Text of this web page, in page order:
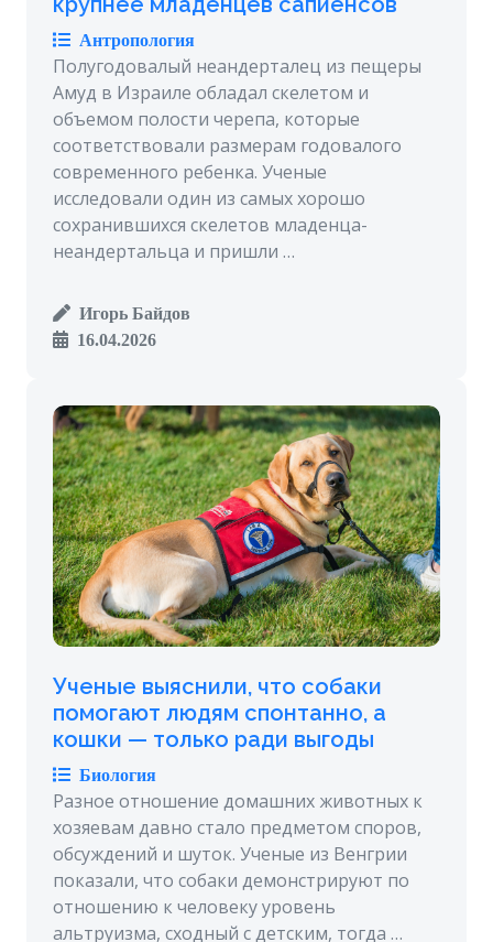
Антропология
Полугодовалый неандерталец из пещеры
Амуд в Израиле обладал скелетом и
объемом полости черепа, которые
соответствовали размерам годовалого
современного ребенка. Ученые
исследовали один из самых хорошо
сохранившихся скелетов младенца-
неандертальца и пришли …
Игорь Байдов
16.04.2026
Ученые выяснили, что собаки
помогают людям спонтанно, а
кошки — только ради выгоды
Биология
Разное отношение домашних животных к
хозяевам давно стало предметом споров,
обсуждений и шуток. Ученые из Венгрии
показали, что собаки демонстрируют по
отношению к человеку уровень
альтруизма, сходный с детским, тогда …